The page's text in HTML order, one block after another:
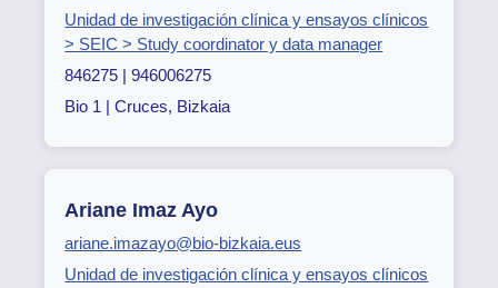
Unidad de investigación clínica y ensayos clínicos
> SEIC > Study coordinator y data manager
846275 | 946006275
Bio 1 | Cruces, Bizkaia
Ariane Imaz Ayo
ariane.imazayo@bio-bizkaia.eus
Unidad de investigación clínica y ensayos clínicos